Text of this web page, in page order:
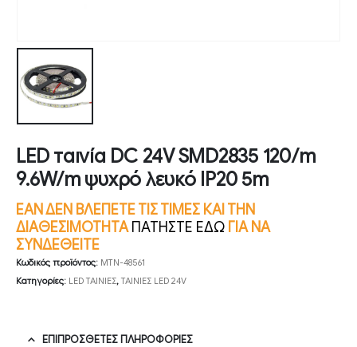
LED ταινία DC 24V SMD2835 120/m
9.6W/m ψυχρό λευκό IP20 5m
ΕΑΝ ΔΕΝ ΒΛΕΠΕΤΕ ΤΙΣ ΤΙΜΕΣ ΚΑΙ ΤΗΝ
ΔΙΑΘΕΣΙΜΟΤΗΤΑ ΠΑΤΗΣΤΕ ΕΔΩ ΓΙΑ ΝΑ
ΣΥΝΔΕΘΕΙΤΕ
Κωδικός προϊόντος: MTN-48561
Κατηγορίες: LED ΤΑΙΝΙΕΣ,ΤΑΙΝΙΕΣ LED 24V
ΕΠΙΠΡΌΣΘΕΤΕΣ ΠΛΗΡΟΦΟΡΊΕΣ